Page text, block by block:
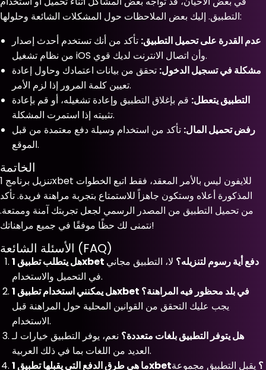
التطبيق. إليك بعض الملاحظات حول المشكلات الشائعة وحلولها:
عدم القدرة على تحميل التطبيق: تأكد من أنك تستخدم أحدث إصدار
من نظام تشغيل iOS وأن اتصال الانترنت لديك قوي.
مشكلة في تسجيل الدخول: تحقق من بيانات اعتمادك وحاول إعادة
تعيين كلمة المرور إذا لزم الأمر.
التطبيق يتعطل: قم بإغلاق التطبيق وإعادة تشغيله، أو قم بإعادة
تثبيته إذا استمرت المشكلة.
رفض تحميل المال: تأكد من استخدام وسيلة دفع معتمدة من قبل
الموقع.
الخاتمة
تنزيل برنامج 1xbet للايفون ليس بالأمر المعقد، فقط اتبع الخطوات
المذكورة أعلاه وستكون جاهزاً للاستمتاع بتجربة مراهنة فريدة. تأكد
من تحميل التطبيق من المصدر الرسمي لجعل تجربتك آمنة وممتعة.
نتمنى لك حظًا موفقًا في جميع مراهناتك!
الأسئلة الشائعة (FAQ)
هل يتطلب تطبيق 1xbet دفع أية رسوم لتنزيله؟ لا، التطبيق مجاني
في التحميل والاستخدام.
هل يمكنني استخدام تطبيق 1xbet في بلد محظور فيه المراهنة؟
يجب عليك التحقق من القوانين المحلية حول المراهنة قبل
الاستخدام.
هل يتوفر التطبيق بلغات متعددة؟ نعم، يوفر التطبيق خيارات لـ
العديد من اللغات بما في ذلك العربية.
ما هي طرق الدفع التي يقبلها تطبيق 1xbet؟ يقبل التطبيق مجموعة